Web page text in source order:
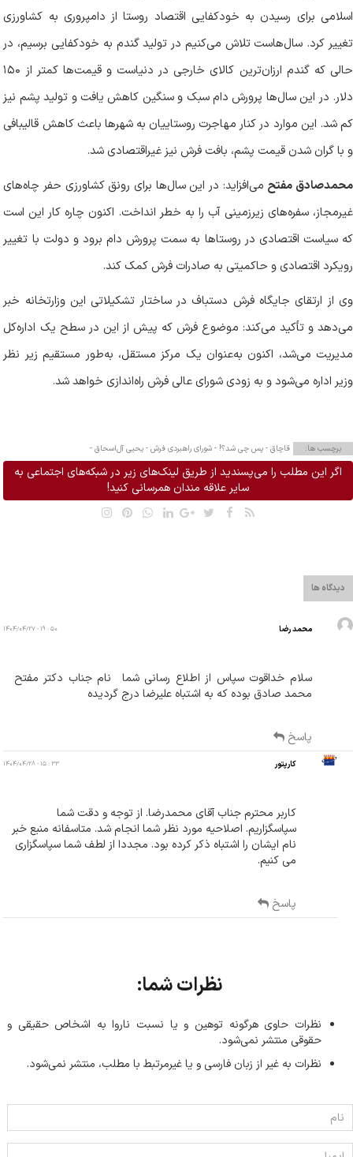
اسلامی برای رسیدن به خودکفایی اقتصاد روستا از دامپروری به کشاورزی
تغییر کرد. سال‌هاست تلاش می‌کنیم در تولید گندم به خودکفایی برسیم، در
حالی که گندم ارزان‌ترین کالای خارجی در دنیاست و قیمت‌ها کمتر از ۱۵۰
دلار. در این سال‌ها پرورش دام سبک و سنگین کاهش یافت و تولید پشم نیز
کم شد. این موارد در کنار مهاجرت روستاییان به شهر‌ها باعث کاهش قالیبافی
و با گران شدن قیمت پشم، بافت فرش نیز غیراقتصادی شد.
محمدصادق مفتح می‌افزاید: در این سال‌ها برای رونق کشاورزی حفر چاه‌های
غیرمجاز، سفره‌های زیرزمینی آب را به خطر انداخت. اکنون چاره کار این است
که سیاست اقتصادی در روستا‌ها به سمت پرورش دام برود و دولت با تغییر
رویکرد اقتصادی و حاکمیتی به صادرات فرش کمک کند.
وی از ارتقای جایگاه فرش دستباف در ساختار تشکیلاتی این وزارتخانه خبر
می‌دهد و تأکید می‌کند: موضوع فرش که پیش از این در سطح یک اداره‌کل
مدیریت می‌شد، اکنون به‌عنوان یک مرکز مستقل، به‌طور مستقیم زیر نظر
وزیر اداره می‌شود و به زودی شورای عالی فرش راه‌اندازی خواهد شد.
برچسب ها: قاچاق - پس چی شد؟! - شورای راهبردی فرش - یحیی آل‌اسحاق -
اگر این مطلب را می‌پسندید از طریق لینک‌های زیر در شبکه‌های اجتماعی به
سایر علاقه مندان همرسانی کنید!
دیدگاه ها
محمد رضا ۵۰ : ۱۹ - ۱۴۰۴/۰۴/۲۷
سلام خداقوت سپاس از اطلاع رسانی شما  نام جناب دکتر مفتح
محمد صادق بوده که به اشتباه علیرضا درج گردیده
پاسخ
کارپتور ۳۳ : ۱۵ - ۱۴۰۴/۰۴/۲۸
کاربر محترم جناب آقای محمدرضا. از توجه و دقت شما
سپاسگزاریم. اصلاحیه مورد نظر شما انجام شد. متاسفانه منبع خبر
نام ایشان را اشتباه ذکر کرده بود. مجددا از لطف شما سپاسگزاری
می کنیم.
پاسخ
نظرات شما:
نظرات حاوی هرگونه توهین و یا نسبت ناروا به اشخاص حقیقی و
حقوقی منتشر نمی‌شود.
نظرات به غیر از زبان فارسی و یا غیر‌مرتبط با مطلب، منتشر نمی‌شود.